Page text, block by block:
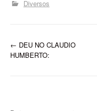
Diversos
P
← DEU NO CLAUDIO
HUMBERTO: